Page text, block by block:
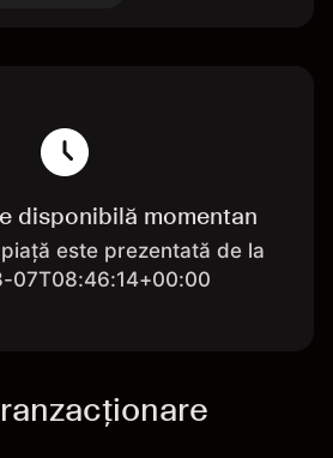
disponibilă momentan
este prezentată de la
07T08:46:14+00:00